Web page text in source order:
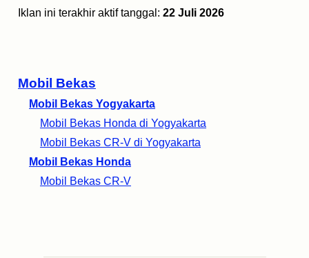
Mobil Bekas
Mobil Bekas Yogyakarta
Mobil Bekas Honda di Yogyakarta
Mobil Bekas CR-V di Yogyakarta
Mobil Bekas Honda
Mobil Bekas CR-V
Iklan ini terakhir aktif tanggal: 22 Juli 2026